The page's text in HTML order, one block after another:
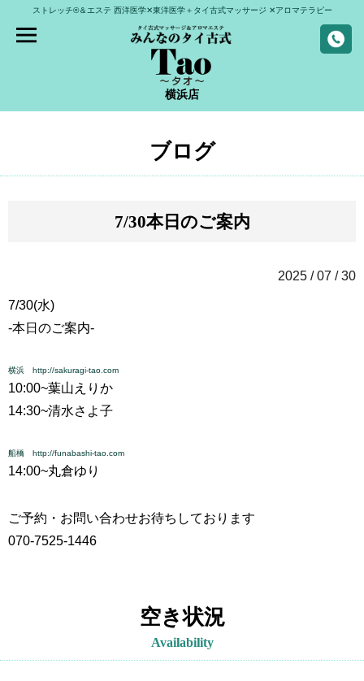
ストレッチ®＆エステ 西洋医学✕東洋医学＋タイ古式マッサージ ✕アロマテラピー
横浜店
ブログ
7/30本日のご案内
2025 / 07 / 30
7/30(水)
-本日のご案内-
横浜 http://sakuragi-tao.com
10:00~葉山えりか
14:30~清水さよ子
船橋 http://funabashi-tao.com
14:00~丸倉ゆり
ご予約・お問い合わせお待ちしております
070-7525-1446
空き状況
Availability